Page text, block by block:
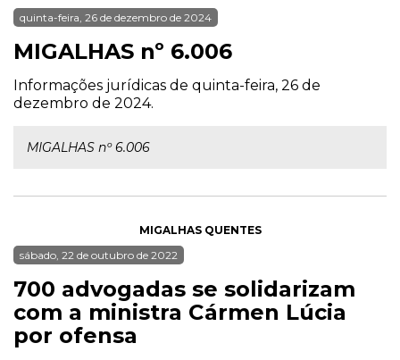
quinta-feira, 26 de dezembro de 2024
MIGALHAS nº 6.006
Informações jurídicas de quinta-feira, 26 de
dezembro de 2024.
MIGALHAS nº 6.006
MIGALHAS QUENTES
sábado, 22 de outubro de 2022
700 advogadas se solidarizam
com a ministra Cármen Lúcia
por ofensa